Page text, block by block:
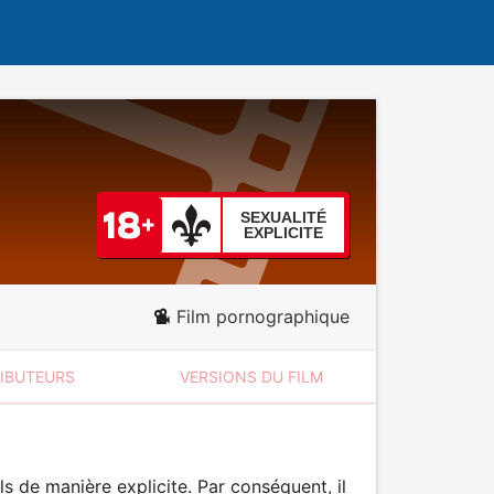
SEXUALITÉ
EXPLICITE
Film pornographique
VERSIONS DU FILM
de manière explicite. Par conséquent, il